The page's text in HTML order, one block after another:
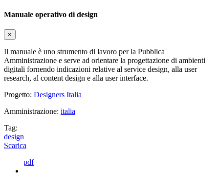
Manuale operativo di design
×
Il manuale è uno strumento di lavoro per la Pubblica
Amministrazione e serve ad orientare la progettazione di ambienti
digitali fornendo indicazioni relative al service design, alla user
research, al content design e alla user interface.
Progetto: Designers Italia
Amministrazione: italia
Tag:
design
Scarica
pdf